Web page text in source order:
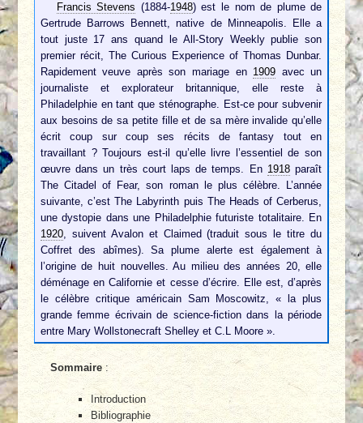
Francis Stevens (1884-1948) est le nom de plume de
Gertrude Barrows Bennett, native de Minneapolis. Elle a
tout juste 17 ans quand le All-Story Weekly publie son
premier récit, The Curious Experience of Thomas Dunbar.
Rapidement veuve après son mariage en 1909 avec un
journaliste et explorateur britannique, elle reste à
Philadelphie en tant que sténographe. Est-ce pour subvenir
aux besoins de sa petite fille et de sa mère invalide qu’elle
écrit coup sur coup ses récits de fantasy tout en
travaillant ? Toujours est-il qu’elle livre l’essentiel de son
œuvre dans un très court laps de temps. En 1918paraît
The Citadel of Fear, son roman le plus célèbre. L’année
suivante, c’est The Labyrinth puis The Heads of Cerberus,
une dystopie dans une Philadelphie futuriste totalitaire. En
1920, suivent Avalon et Claimed (traduit sous le titre du
Coffret des abîmes). Sa plume alerte est également à
l’origine de huit nouvelles. Au milieu des années 20, elle
déménage en Californie et cesse d’écrire. Elle est, d’après
le célèbre critique américain Sam Moscowitz, « la plus
grande femme écrivain de science-fiction dans la période
entre Mary Wollstonecraft Shelley et C.L Moore ».
Sommaire:
Introduction
Bibliographie